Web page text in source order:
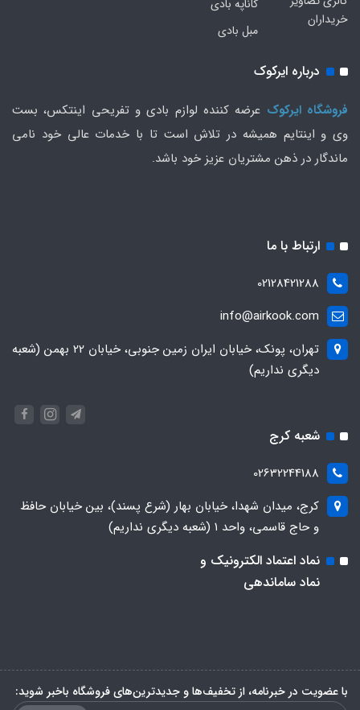
خریداران
کاناپه بادی
مبل بادی
درباره ایرکوک
فروشگاه ایرکوک عرضه کننده لوازم بادی و تفریحی اینتکس، بست
وی و اینتایم همیشه در تلاش است تا با خدمات عالی خود نامی
ماندگار در ذهن مشتریان عزیز خود باشد.
ارتباط با ما
02128421288
info@airkook.com
تهران، پونک، خیابان ایران زمین جنوبی، خیابان 22 بهمن (شعبه
دیگری نداریم)
شعبه کرج
02632244188
کرج، میدان شهدا، خیابان بهار (شرع پسند)، بین خیابان حافظ
و حاج قاسمی، واحد ۱ (شعبه دیگری نداریم)
نماد اعتماد الکترونیک و
نماد ساماندهی
با عضویت در خبرنامه، از تخفیف‌ها و جدیدترین‌های فروشگاه باخبر شوید: